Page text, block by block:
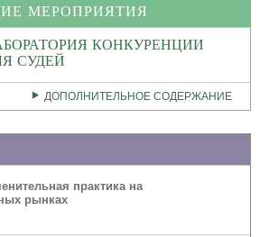
МЕРОПРИЯТИЯ
КОНКУРЕНЦИИ
СУДЕЙ
ДОПОЛНИТЕЛЬНОЕ СОДЕРЖАНИЕ
практика на
рынках